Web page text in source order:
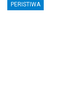
PERISTIWA